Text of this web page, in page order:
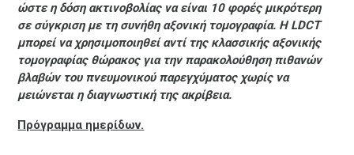
ώστε η δόση ακτινοβολίας να είναι 10 φορές μικρότερη
σε σύγκριση με τη συνήθη αξονική τομογραφία. H LDCT
μπορεί να χρησιμοποιηθεί αντί της κλασσικής αξονικής
τομογραφίας θώρακος για την παρακολούθηση πιθανών
βλαβών του πνευμονικού παρεγχύματος χωρίς να
μειώνεται η διαγνωστική της ακρίβεια.
Πρόγραμμα ημερίδων.